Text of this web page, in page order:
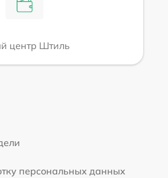
центр Штиль
персональных данных